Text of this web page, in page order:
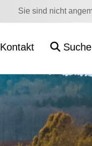
Sie sind nicht
Kontakt Suche